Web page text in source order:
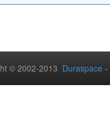
© 2002-2013 Duraspace -